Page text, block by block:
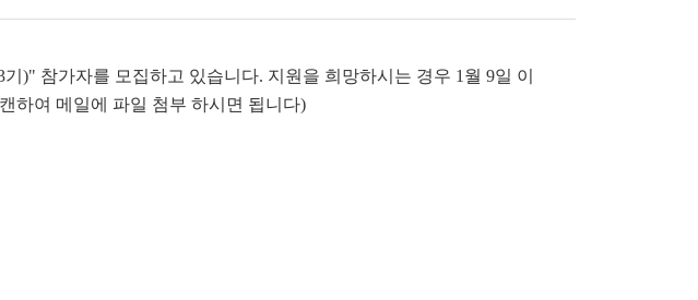
)" 참가자를 모집하고 있습니다. 지원을 희망하시는 경우 1월 9일 이
하여 메일에 파일 첨부 하시면 됩니다)